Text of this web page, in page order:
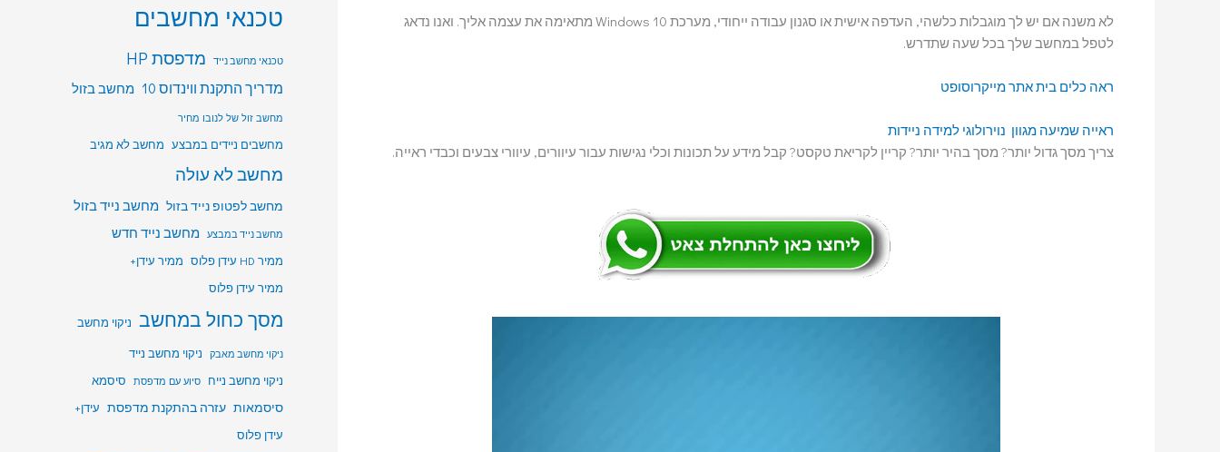
לא משנה אם יש לך מוגבלות כלשהי, העדפה אישית או סגנון עבודה ייחודי, מערכת Windows 10 מתאימה את עצמה אליך. ואנו נדאג
לטפל במחשב שלך בכל שעה שתדרש.
ראה כלים בית אתר מייקרוסופט
ראייה שמיעה מגוון נוירולוגי למידה ניידות
צריך מסך גדול יותר? מסך בהיר יותר? קריין לקריאת טקסט? קבל מידע על תכונות וכלי נגישות עבור עיוורים, עיוורי צבעים וכבדי ראייה.
טכנאי מחשבים
טכנאי מחשב נייד מדפסת HP
מדריך התקנת ווינדוס 10 מחשב בזול
מחשב זול של לנובו מחיר
מחשבים ניידים במבצע מחשב לא מגיב
מחשב לא עולה
מחשב לפטופ נייד בזול מחשב נייד בזול
מחשב נייד במבצע מחשב נייד חדש
ממיר HD עידן פלוס
ממיר עידן+
ממיר עידן פלוס
מסך כחול במחשב ניקוי מחשב
ניקוי מחשב מאבק
ניקוי מחשב נייד
ניקוי מחשב נייח סיוע עם מדפסת סיסמא
סיסמאות עזרה בהתקנת מדפסת עידן+
עידן פלוס